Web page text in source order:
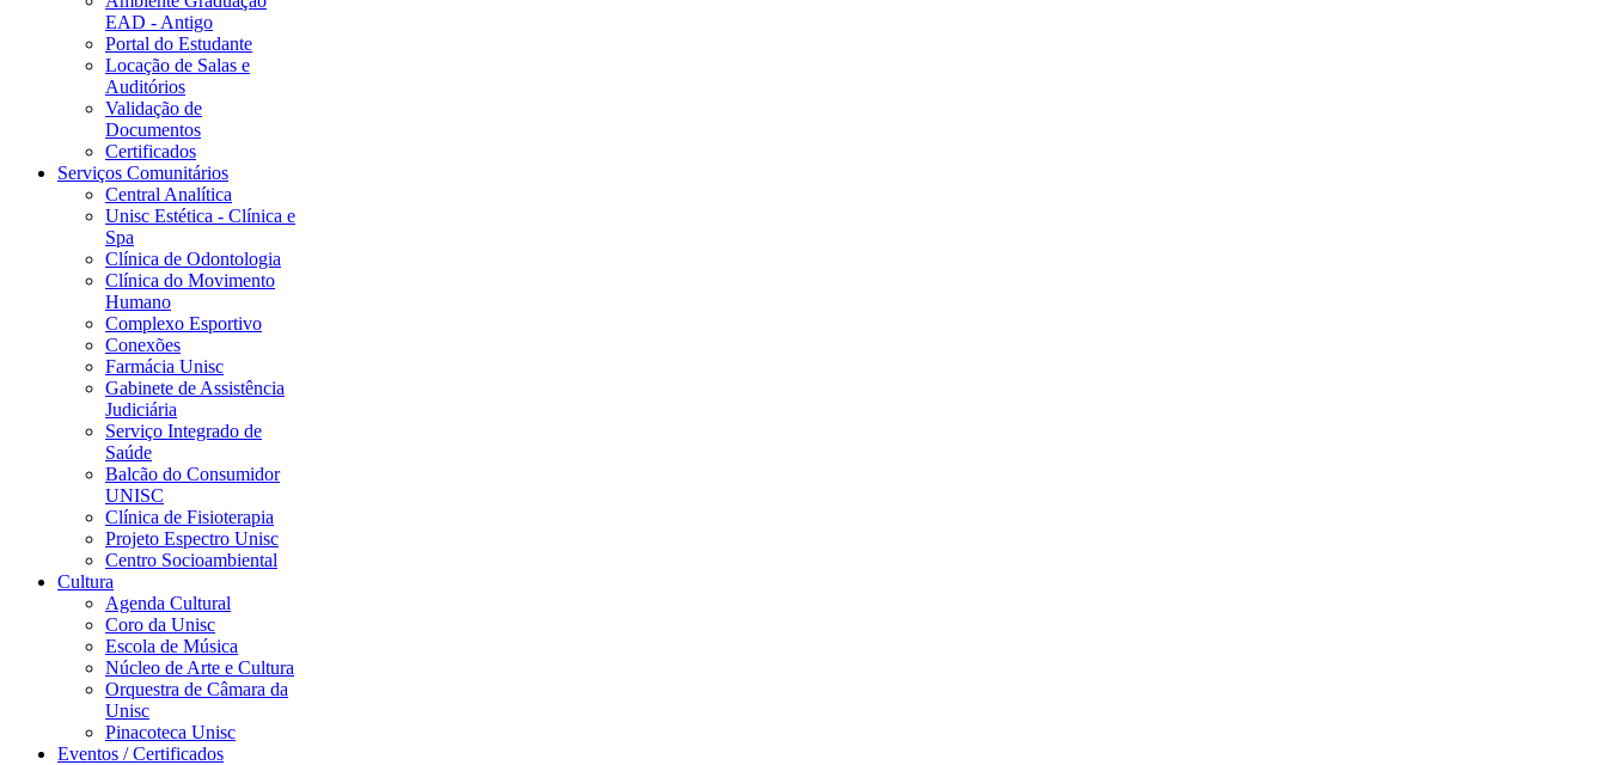
EAD - Antigo
Portal do Estudante
Locação de Salas e
Auditórios
Validação de
Documentos
Certificados
Serviços Comunitários
Central Analítica
Unisc Estética - Clínica e
Spa
Clínica de Odontologia
Clínica do Movimento
Humano
Complexo Esportivo
Conexões
Farmácia Unisc
Gabinete de Assistência
Judiciária
Serviço Integrado de
Saúde
Balcão do Consumidor
UNISC
Clínica de Fisioterapia
Projeto Espectro Unisc
Centro Socioambiental
Cultura
Agenda Cultural
Coro da Unisc
Escola de Música
Núcleo de Arte e Cultura
Orquestra de Câmara da
Unisc
Pinacoteca Unisc
Eventos / Certificados